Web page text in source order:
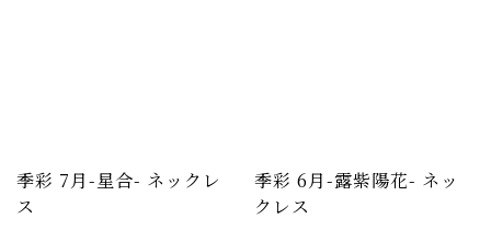
季彩 7月-星合- ネックレ
ス
季彩 6月-露紫陽花- ネッ
クレス